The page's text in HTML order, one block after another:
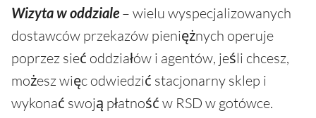
Wizyta w oddziale– wielu wyspecjalizowanych
dostawców przekazów pieniężnych operuje
poprzez sieć oddziałów i agentów, jeśli chcesz,
możesz więc odwiedzić stacjonarny sklep i
wykonać swoją płatność w RSD w gotówce.